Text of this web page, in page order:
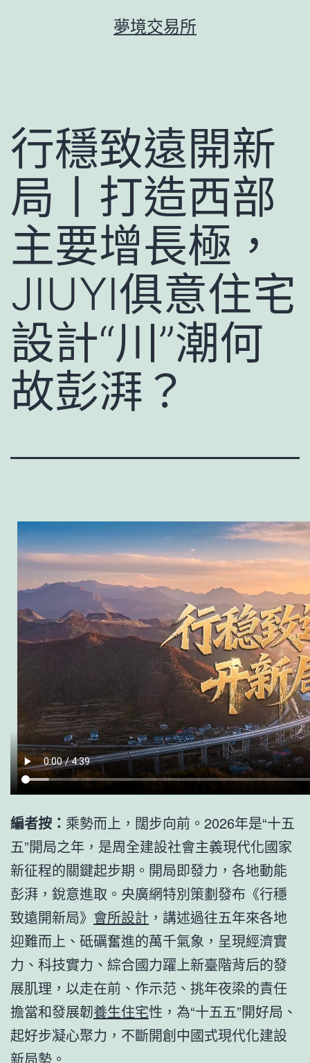
夢境交易所
行穩致遠開新
局丨打造西部
主要增長極，
JIUYI俱意住宅
設計“川”潮何
故彭湃？
編者按： 乘勢而上，闊步向前。2026年是“十五
五”開局之年，是周全建設社會主義現代化國家
新征程的關鍵起步期。開局即發力，各地動能
彭湃，銳意進取。央廣網特別策劃發布《行穩
致遠開新局》 會所設計 ，講述過往五年來各地
迎難而上、砥礪奮進的萬千氣象，呈現經濟實
力、科技實力、綜合國力躍上新臺階背后的發
展肌理，以走在前、作示范、挑年夜梁的責任
擔當和發展韌養生住宅性，為“十五五”開好局、
起好步凝心聚力，不斷開創中國式現代化建設
新局勢。